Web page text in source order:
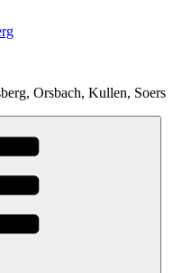
Orsbach, Kullen, Soers